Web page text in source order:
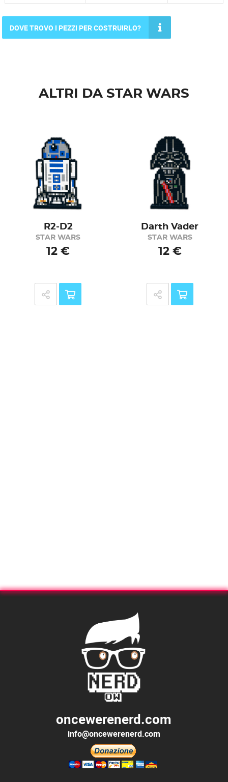
DOVE TROVO I PEZZI PER COSTRUIRLO?
ALTRI DA STAR WARS
R2-D2
STAR WARS
12 €
Darth Vader
STAR WARS
12 €
oncewerenerd.com
info@oncewerenerd.com